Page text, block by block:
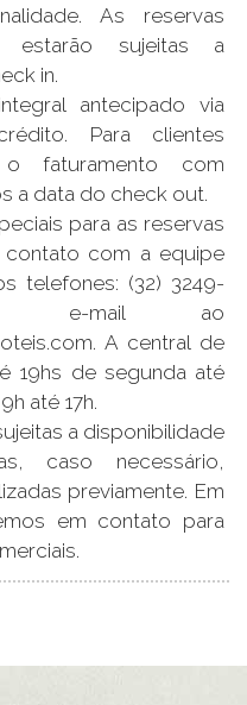
As reservas
estarão sujeitas a
in.
antecipado via
Para clientes
o faturamento com
a data do check out.
para as reservas
contato com a equipe
telefones: (32) 3249-
e-mail ao
A central de
19hs de segunda até
até 17h.
a disponibilidade
caso necessário,
previamente. Em
em contato para